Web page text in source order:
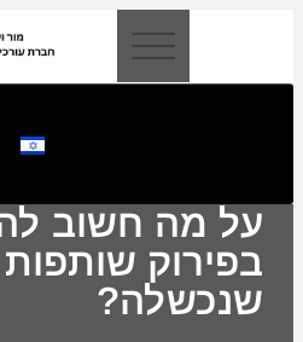
על מה חשוב
בפירוק
שנכשלה?